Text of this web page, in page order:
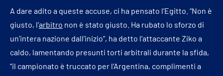
A dare adito a queste accuse, ci ha pensato l’Egitto. “Non è
giusto, l’arbitro non è stato giusto. Ha rubato lo sforzo di
un’intera nazione dall’inizio”, ha detto l’attaccante Ziko a
caldo, lamentando presunti torti arbitrali durante la sfida,
“il campionato è truccato per l’Argentina, complimenti a